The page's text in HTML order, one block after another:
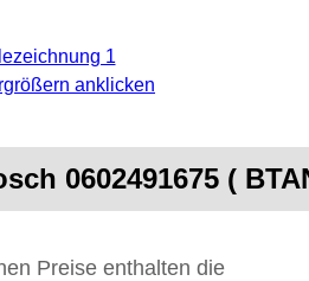
1
anklicken
0602491675 (
Preise enthalten die